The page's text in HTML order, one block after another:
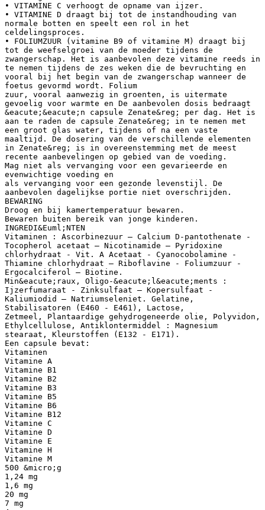
• VITAMINE C verhoogt de opname van ijzer.
• VITAMINE D draagt bij tot de instandhouding van
normale botten en speelt een rol in het
celdelingsproces.
• FOLIUMZUUR (vitamine B9 of vitamine M) draagt bij
tot de weefselgroei van de moeder tijdens de
zwangerschap. Het is aanbevolen deze vitamine reeds in
te nemen tijdens de zes weken die de bevruchting en
vooral bij het begin van de zwangerschap wanneer de
foetus gevormd wordt. Folium
zuur, vooral aanwezig in groenten, is uitermate
gevoelig voor warmte en De aanbevolen dosis bedraagt
&eacute;&eacute;n capsule Zenate&reg; per dag. Het is
aan te raden de capsule Zenate&reg; in te nemen met
een groot glas water, tijdens of na een vaste
maaltijd. De dosering van de verschillende elementen
in Zenate&reg; is in overeenstemming met de meest
recente aanbevelingen op gebied van de voeding.
Mag niet als vervanging voor een gevarieerde en
evenwichtige voeding en
als vervanging voor een gezonde levenstijl. De
aanbevolen dagelijkse portie niet overschrijden.
BEWARING
Droog en bij kamertemperatuur bewaren.
Bewaren buiten bereik van jonge kinderen.
INGREDI&Euml;NTEN
Vitaminen : Ascorbinezuur – Calcium D-pantothenate -
Tocopherol acetaat – Nicotinamide – Pyridoxine
chlorhydraat - Vit. A Acetaat - Cyanocobolamine -
Thiamine chlorhydraat – Riboflavine - Foliumzuur -
Ergocalciferol – Biotine.
Min&eacute;raux, Oligo-&eacute;l&eacute;ments :
Ijzerfumaraat - Zinksulfaat – Kopersulfaat -
Kaliumiodid – Natriumseleniet. Gelatine,
Stabilisatoren (E460 - E461), Lactose,
Zetmeel, Plantaardige gehydrogeneerde olie, Polyvidon,
Ethylcellulose, Antiklontermiddel : Magnesium
stearaat, Kleurstoffen (E132 - E171).
Een capsule bevat:
Vitaminen
Vitamine A
Vitamine B1
Vitamine B2
Vitamine B3
Vitamine B5
Vitamine B6
Vitamine B12
Vitamine C
Vitamine D
Vitamine E
Vitamine H
Vitamine M
500 &micro;g
1,24 mg
1,6 mg
20 mg
7 mg